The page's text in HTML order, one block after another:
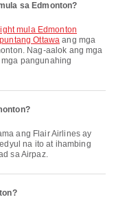
sa Edmonton?
mula Edmonton
Ottawa ang mga
Nag-aalok ang mga
pangunahing
na ito at ihambing
sa Airpaz.